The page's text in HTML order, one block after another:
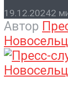
19.12.20242
Автор